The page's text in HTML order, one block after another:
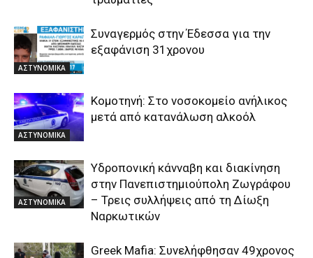
ΑΣΤΥΝΟΜΙΚΑ
Συναγερμός στην Έδεσσα για την
εξαφάνιση 31χρονου
ΑΣΤΥΝΟΜΙΚΑ
Κομοτηνή: Στο νοσοκομείο ανήλικος
μετά από κατανάλωση αλκοόλ
ΑΣΤΥΝΟΜΙΚΑ
Υδροπονική κάνναβη και διακίνηση
στην Πανεπιστημιούπολη Ζωγράφου
– Τρεις συλλήψεις από τη Δίωξη
Ναρκωτικών
Greek Μafia: Συνελήφθησαν 49χρονος